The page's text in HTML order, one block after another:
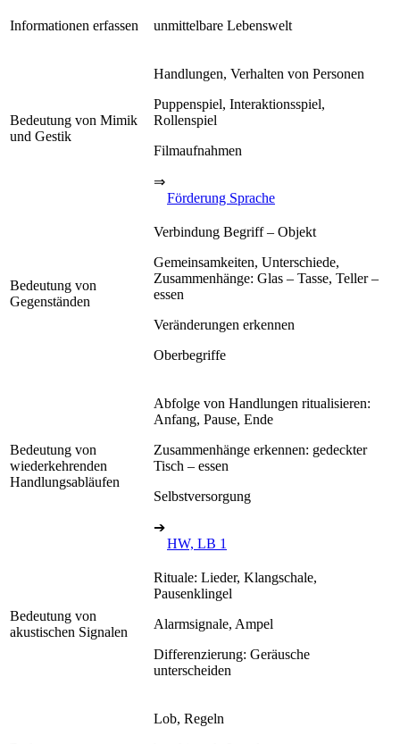
Informationen erfassen unmittelbare Lebenswelt
Bedeutung von Mimik
und Gestik
Handlungen, Verhalten von Personen
Puppenspiel, Interaktionsspiel,
Rollenspiel
Filmaufnahmen
⇒
Förderung Sprache
Bedeutung von
Gegenständen
Verbindung Begriff – Objekt
Gemeinsamkeiten, Unterschiede,
Zusammenhänge: Glas – Tasse, Teller –
essen
Veränderungen erkennen
Oberbegriffe
Bedeutung von
wiederkehrenden
Handlungsabläufen
Abfolge von Handlungen ritualisieren:
Anfang, Pause, Ende
Zusammenhänge erkennen: gedeckter
Tisch – essen
Selbstversorgung
➔
HW, LB 1
Bedeutung von
akustischen Signalen
Rituale: Lieder, Klangschale,
Pausenklingel
Alarmsignale, Ampel
Differenzierung: Geräusche
unterscheiden
Lob, Regeln